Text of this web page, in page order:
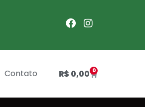
Contato R$ 0,00 0